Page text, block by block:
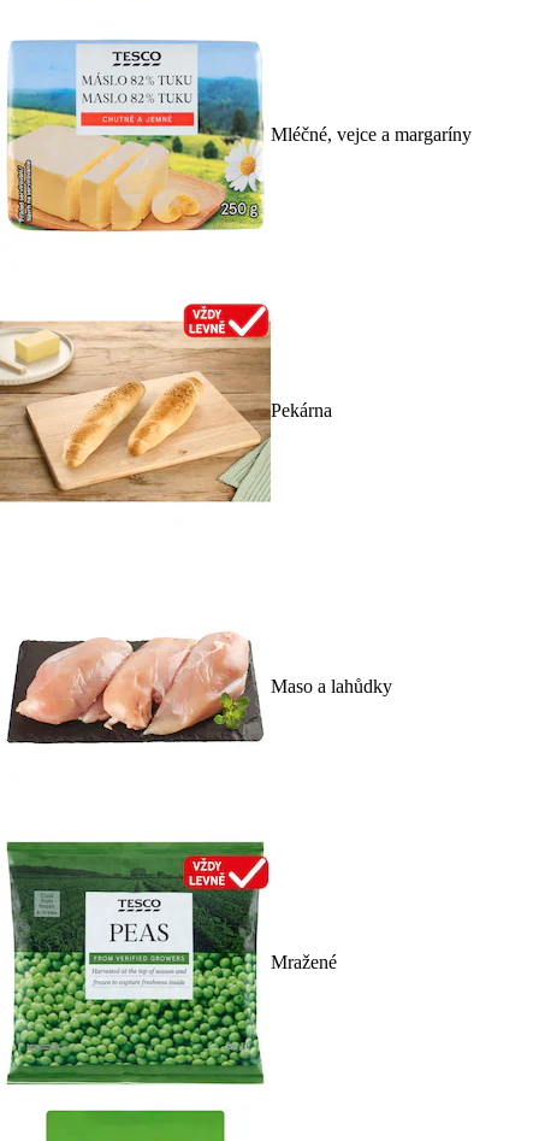
Mléčné, vejce a margaríny
Pekárna
Maso a lahůdky
Mražené